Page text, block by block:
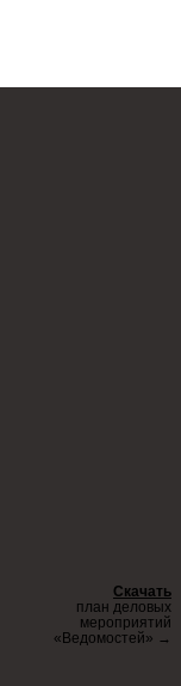
Скачать
план деловых
мероприятий
«Ведомостей» →